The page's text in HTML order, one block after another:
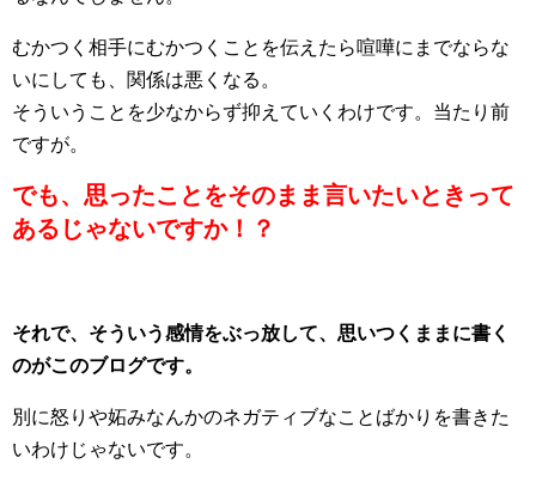
むかつく相手にむかつくことを伝えたら喧嘩にまでならな
いにしても、関係は悪くなる。
そういうことを少なからず抑えていくわけです。当たり前
ですが。
でも、思ったことをそのまま言いたいときって
あるじゃないですか！？
それで、そういう感情をぶっ放して、思いつくままに書く
のがこのブログです。
別に怒りや妬みなんかのネガティブなことばかりを書きた
いわけじゃないです。